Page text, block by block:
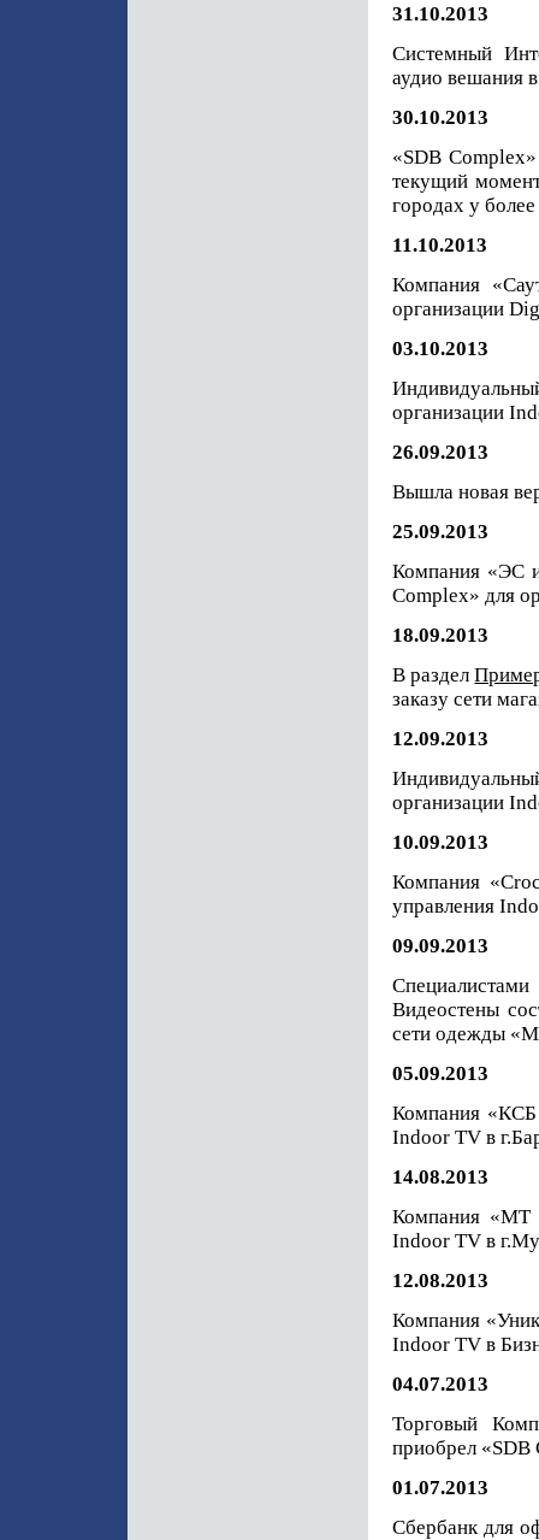
31.10.2013
Системный
аудио вешания
30.10.2013
«SDB
текущий
городах у
11.10.2013
Компания
организации
03.10.2013
организации
26.09.2013
Вышла новая
25.09.2013
Компания «ЭС
Complex» для
18.09.2013
В раздел
заказу сети
12.09.2013
организации
10.09.2013
Компания
управления
09.09.2013
Видеостены
сети одежды
05.09.2013
Компания «КСБ
Indoor TV в
14.08.2013
Компания «МТ
Indoor TV в
12.08.2013
Компания
Indoor TV в
04.07.2013
Торговый
приобрел «SDB
01.07.2013
Сбербанк для